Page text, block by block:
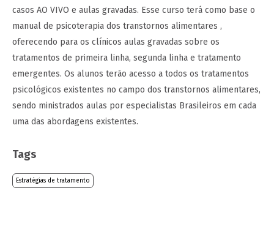
casos AO VIVO e aulas gravadas. Esse curso terá como base o
manual de psicoterapia dos transtornos alimentares ,
oferecendo para os clínicos aulas gravadas sobre os
tratamentos de primeira linha, segunda linha e tratamento
emergentes. Os alunos terão acesso a todos os tratamentos
psicológicos existentes no campo dos transtornos alimentares,
sendo ministrados aulas por especialistas Brasileiros em cada
uma das abordagens existentes.
Tags
Estratégias de tratamento